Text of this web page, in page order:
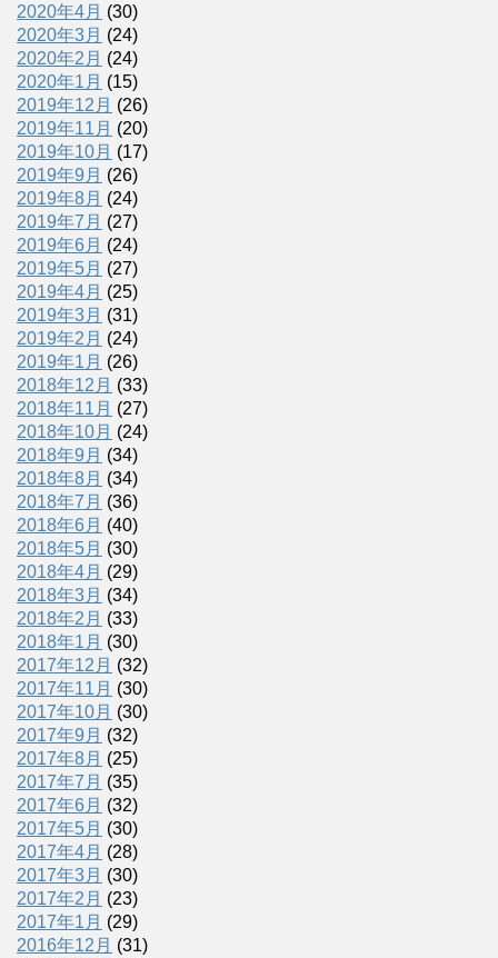
2020年4月 (30)
2020年3月 (24)
2020年2月 (24)
2020年1月 (15)
2019年12月 (26)
2019年11月 (20)
2019年10月 (17)
2019年9月 (26)
2019年8月 (24)
2019年7月 (27)
2019年6月 (24)
2019年5月 (27)
2019年4月 (25)
2019年3月 (31)
2019年2月 (24)
2019年1月 (26)
2018年12月 (33)
2018年11月 (27)
2018年10月 (24)
2018年9月 (34)
2018年8月 (34)
2018年7月 (36)
2018年6月 (40)
2018年5月 (30)
2018年4月 (29)
2018年3月 (34)
2018年2月 (33)
2018年1月 (30)
2017年12月 (32)
2017年11月 (30)
2017年10月 (30)
2017年9月 (32)
2017年8月 (25)
2017年7月 (35)
2017年6月 (32)
2017年5月 (30)
2017年4月 (28)
2017年3月 (30)
2017年2月 (23)
2017年1月 (29)
2016年12月 (31)